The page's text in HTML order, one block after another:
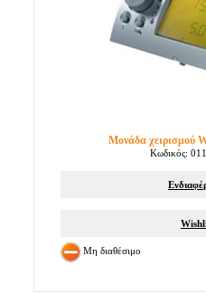
Μονάδα χειρισμού
Κωδικός:
Μη διαθέσιμο